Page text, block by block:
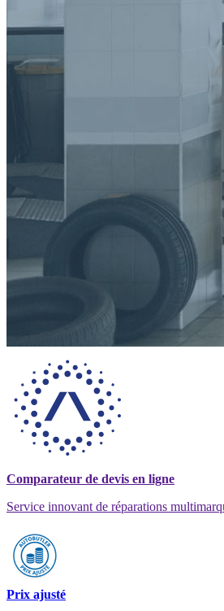
Comparateur de devis en ligne
Service innovant de réparations
Prix ajusté